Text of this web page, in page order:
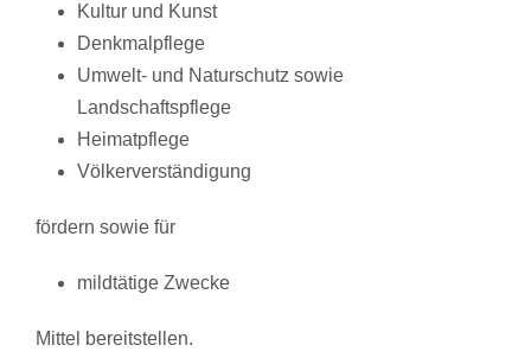
Kultur und Kunst
Denkmalpflege
Umwelt- und Naturschutz sowie
Landschaftspflege
Heimatpflege
Völkerverständigung
fördern sowie für
mildtätige Zwecke
Mittel bereitstellen.